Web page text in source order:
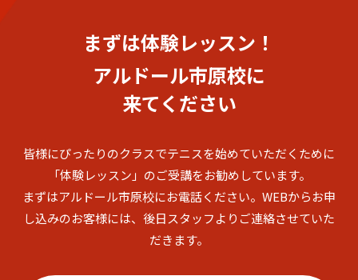
まずは体験レッスン！
アルドール市原校に
来てください
皆様にぴったりのクラスでテニスを始めていただくために
「体験レッスン」のご受講をお勧めしています。
まずはアルドール市原校にお電話ください。 WEBからお申
し込みのお客様には、後日スタッフよりご連絡させていた
だきます。